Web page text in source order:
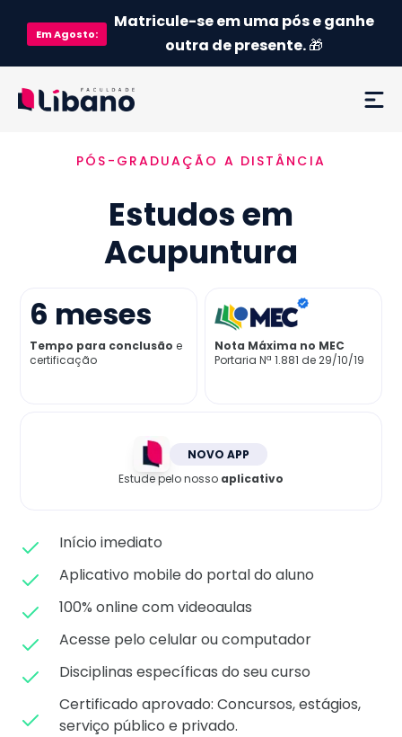
EmAgosto:
Matricule-se em uma pós e ganhe
outra de presente.🎁
Ementa
Como funciona
Credenciamento MEC
Preço
Já sou aluno
PÓS-GRADUAÇÃO A DISTÂNCIA
Estudos em
Acupuntura
6 meses
Tempo para conclusão e
certificação
Nota Máxima no MEC
Portaria Nª 1.881 de 29/10/19
NOVO APP
Estude pelo nosso aplicativo
Início imediato
Aplicativo mobile do portal do aluno
100% online com videoaulas
Acesse pelo celular ou computador
Disciplinas específicas do seu curso
Certificado aprovado: Concursos, estágios,
serviço público e privado.